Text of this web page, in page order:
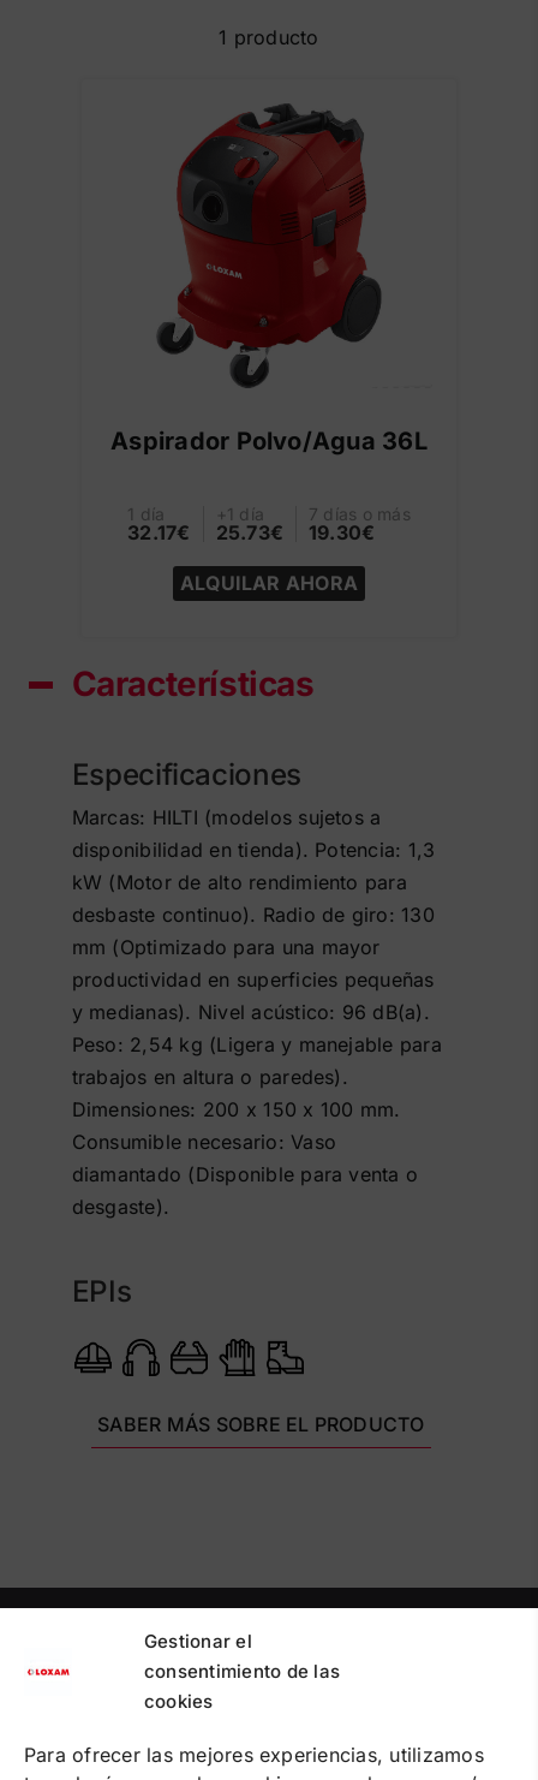
Gestionar el
consentimiento de las
cookies
Para ofrecer las mejores experiencias, utilizamos
1 producto
Aspirador Polvo/Agua 36L
1 día
32.17€
+1 día
25.73€
7 días o más
19.30€
ALQUILAR AHORA
Características
Especificaciones
Marcas: HILTI (modelos sujetos a
disponibilidad en tienda). Potencia: 1,3
kW (Motor de alto rendimiento para
desbaste continuo). Radio de giro: 130
mm (Optimizado para una mayor
productividad en superficies pequeñas
y medianas). Nivel acústico: 96 dB(a).
Peso: 2,54 kg (Ligera y manejable para
trabajos en altura o paredes).
Dimensiones: 200 x 150 x 100 mm.
Consumible necesario: Vaso
diamantado (Disponible para venta o
desgaste).
EPIs
SABER MÁS SOBRE EL PRODUCTO
PUNTOS DE RECOGIDA
PREGUNTAS FRECUENTES
Política de privacidad